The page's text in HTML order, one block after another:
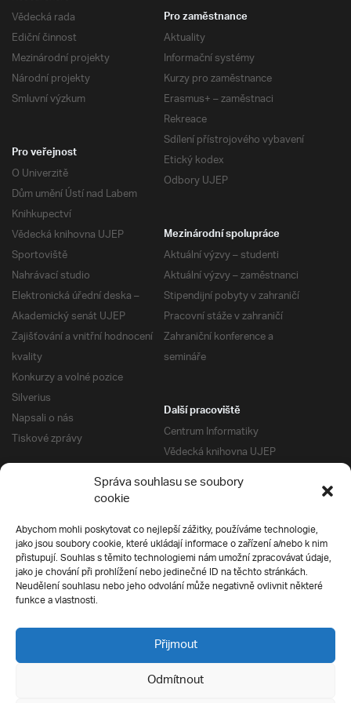
Správa souhlasu se soubory
cookie
Abychom mohli poskytovat co nejlepší zážitky, používáme technologie,
jako jsou soubory cookie, které ukládají informace o zařízení a/nebo k nim
přistupují. Souhlas s těmito technologiemi nám umožní zpracovávat údaje,
jako je chování při prohlížení nebo jedinečné ID na těchto stránkách.
Neudělení souhlasu nebo jeho odvolání může negativně ovlivnit některé
funkce a vlastnosti.
Přijmout
Odmítnout
Vědecká rada
Ediční činnost
Mezinárodní projekty
Národní projekty
Smluvní výzkum
Pro zaměstnance
Aktuality
Informační systémy
Kurzy pro zaměstnance
Erasmus+ – zaměstnaci
Rekreace
Sdílení přístrojového vybavení
Etický kodex
Odbory UJEP
Pro veřejnost
O Univerzitě
Dům umění Ústí nad Labem
Knihkupectví
Vědecká knihovna UJEP
Sportoviště
Nahrávací studio
Elektronická úřední deska –
Akademický senát UJEP
Zajišťování a vnitřní hodnocení
kvality
Konkurzy a volné pozice
Silverius
Napsali o nás
Tiskové zprávy
Mezinárodní spolupráce
Aktuální výzvy – studenti
Aktuální výzvy – zaměstnanci
Stipendijní pobyty v zahraničí
Pracovní stáže v zahraničí
Zahraniční konference a
semináře
Další pracoviště
Centrum Informatiky
Vědecká knihovna UJEP
Správa kolejí a menz
Univerzitní centrum podpory
Silverius
Pro uchazeče
Přijímací řízení
E-prihlaska
Přípravné kurzy
Ochrana soukromí